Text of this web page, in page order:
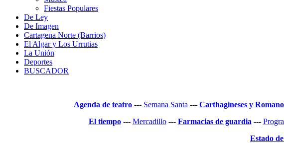
Fiestas Populares
De Ley
De Imagen
Cartagena Norte (Barrios)
El Algar y Los Urrutias
La Unión
Deportes
BUSCADOR
Agenda de teatro --- Semana Santa --- Carthagineses y
El tiempo--- Mercadillo--- Farmacias de guardia ---
Estado